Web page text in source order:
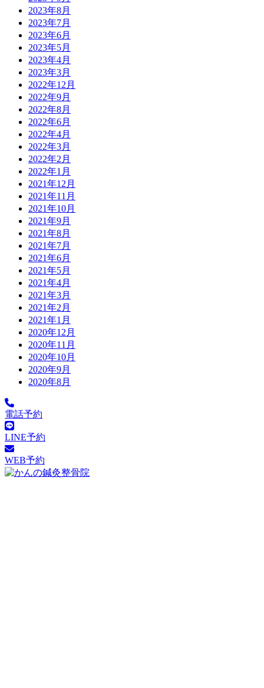
2023年8月
2023年7月
2023年6月
2023年5月
2023年4月
2023年3月
2022年12月
2022年9月
2022年8月
2022年6月
2022年4月
2022年3月
2022年2月
2022年1月
2021年12月
2021年11月
2021年10月
2021年9月
2021年8月
2021年7月
2021年6月
2021年5月
2021年4月
2021年3月
2021年2月
2021年1月
2020年12月
2020年11月
2020年10月
2020年9月
2020年8月
電話予約
LINE予約
WEB予約